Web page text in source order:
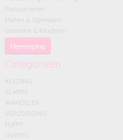
Retourneren
Maten & Opmeten
Garantie & Klachten
Herroeping
Categorieën
KLEDING
SLAPEN
WANDELEN
VERZORGING
PUPPY
OVERIG